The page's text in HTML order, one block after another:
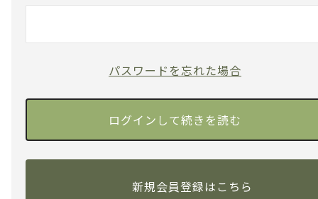
パスワードを忘れた場合
新規会員登録はこちら